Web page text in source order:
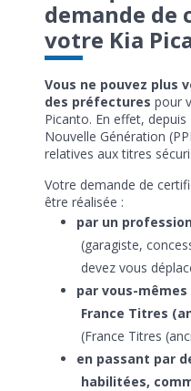
demande de
votre Kia
Vous ne pouvez plus
des préfectures pour
Picanto. En effet,
Nouvelle Génération
relatives aux titres
Votre demande de
être réalisée :
par un
(garagiste,
devez vous
par vous-
France Titres
(France Titres
en passant par
habilitées,